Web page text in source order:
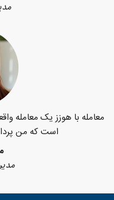
معامله با هوزز یک معامله
است که من